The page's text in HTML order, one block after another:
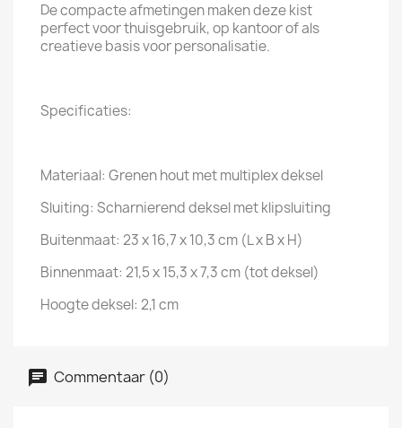
De compacte afmetingen maken deze kist
perfect voor thuisgebruik, op kantoor of als
creatieve basis voor personalisatie.
Specificaties:
Materiaal: Grenen hout met multiplex deksel
Sluiting: Scharnierend deksel met klipsluiting
Buitenmaat: 23 x 16,7 x 10,3 cm (L x B x H)
Binnenmaat: 21,5 x 15,3 x 7,3 cm (tot deksel)
Hoogte deksel: 2,1 cm
Commentaar (0)